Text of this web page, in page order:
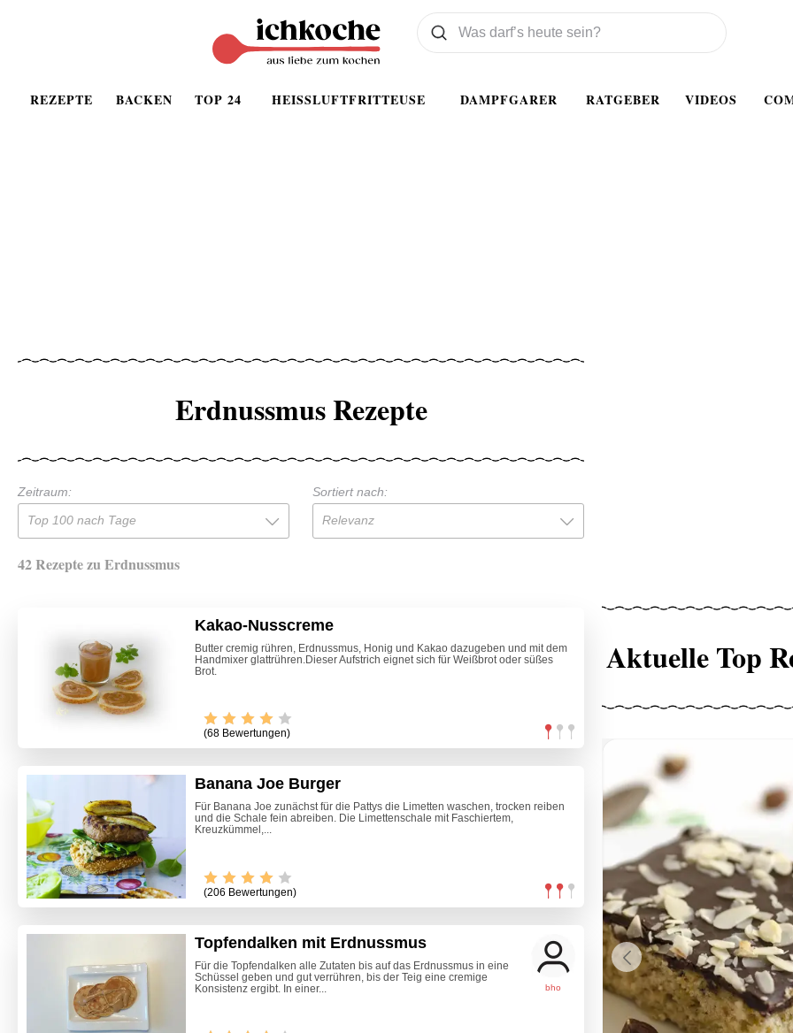
REZEPTE BACKEN TOP 24 HEISSLUFTFRITTEUSE DAMPFGARER RATGEBER VIDEOS
Was wollen Sie suchen
Suchen
Erdnussmus Rezepte
Zeitraum:
Top 100 nach Tage
Sortiert nach:
Relevanz
42 Rezepte zu Erdnussmus
Kakao-Nusscreme
Butter cremig rühren, Erdnussmus, Honig und Kakao dazugeben und mit dem
Handmixer glattrühren.Dieser Aufstrich eignet sich für Weißbrot oder süßes
Brot.
(68 Bewertungen)
Banana Joe Burger
Für Banana Joe zunächst für die Pattys die Limetten waschen, trocken reiben
und die Schale fein abreiben. Die Limettenschale mit Faschiertem,
Kreuzkümmel,...
(206 Bewertungen)
bho
Topfendalken mit Erdnussmus
Für die Topfendalken alle Zutaten bis auf das Erdnussmus in eine
Schüssel geben und gut verrühren, bis der Teig eine cremige
Konsistenz ergibt. In einer...
Aktuelle Top
Previous